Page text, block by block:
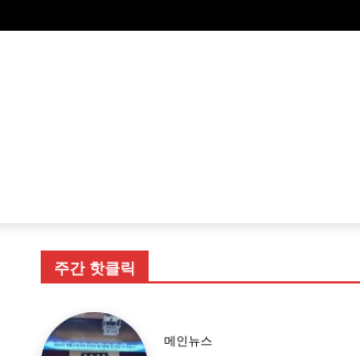
주간 핫클릭
메인뉴스